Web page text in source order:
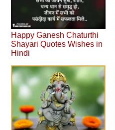
Happy Ganesh Chaturthi
Shayari Quotes Wishes in
Hindi